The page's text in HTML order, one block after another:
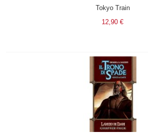
Tokyo Train
12,90 €